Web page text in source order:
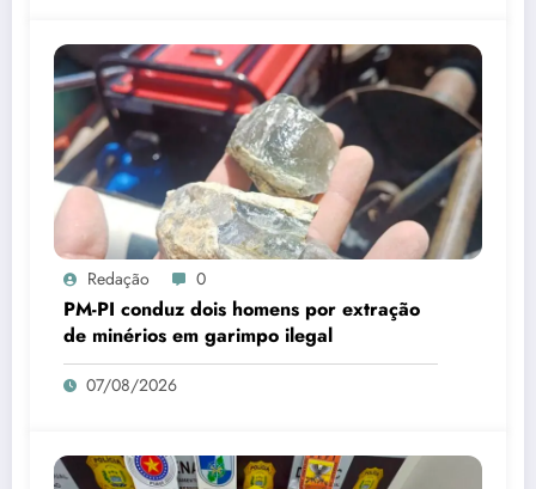
Redação 0
PM-PI conduz dois homens por extração
de minérios em garimpo ilegal
07/08/2026